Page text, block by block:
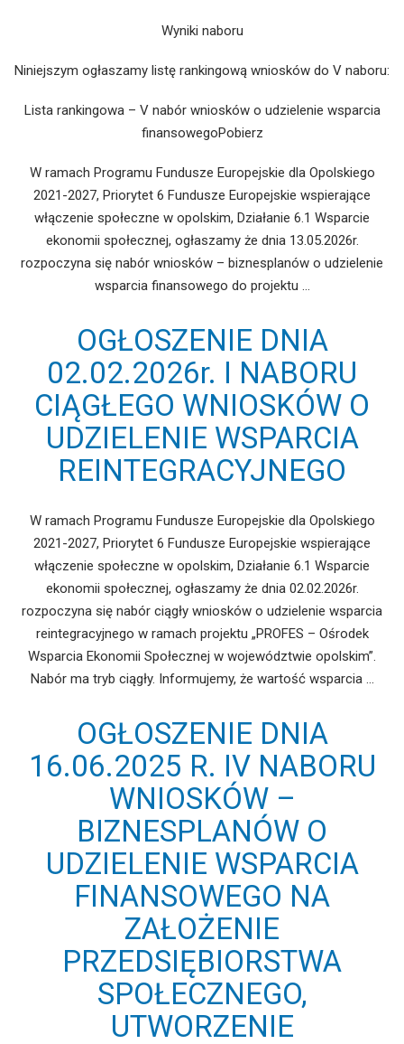
Wyniki naboru
Niniejszym ogłaszamy listę rankingową wniosków do V naboru:
Lista rankingowa – V nabór wniosków o udzielenie wsparcia
finansowegoPobierz
W ramach Programu Fundusze Europejskie dla Opolskiego
2021-2027, Priorytet 6 Fundusze Europejskie wspierające
włączenie społeczne w opolskim, Działanie 6.1 Wsparcie
ekonomii społecznej, ogłaszamy że dnia 13.05.2026r.
rozpoczyna się nabór wniosków – biznesplanów o udzielenie
wsparcia finansowego do projektu …
OGŁOSZENIE DNIA
02.02.2026r. I NABORU
CIĄGŁEGO WNIOSKÓW O
UDZIELENIE WSPARCIA
REINTEGRACYJNEGO
W ramach Programu Fundusze Europejskie dla Opolskiego
2021-2027, Priorytet 6 Fundusze Europejskie wspierające
włączenie społeczne w opolskim, Działanie 6.1 Wsparcie
ekonomii społecznej, ogłaszamy że dnia 02.02.2026r.
rozpoczyna się nabór ciągły wniosków o udzielenie wsparcia
reintegracyjnego w ramach projektu „PROFES – Ośrodek
Wsparcia Ekonomii Społecznej w województwie opolskim”.
Nabór ma tryb ciągły. Informujemy, że wartość wsparcia …
OGŁOSZENIE DNIA
16.06.2025 R. IV NABORU
WNIOSKÓW –
BIZNESPLANÓW O
UDZIELENIE WSPARCIA
FINANSOWEGO NA
ZAŁOŻENIE
PRZEDSIĘBIORSTWA
SPOŁECZNEGO,
UTWORZENIE